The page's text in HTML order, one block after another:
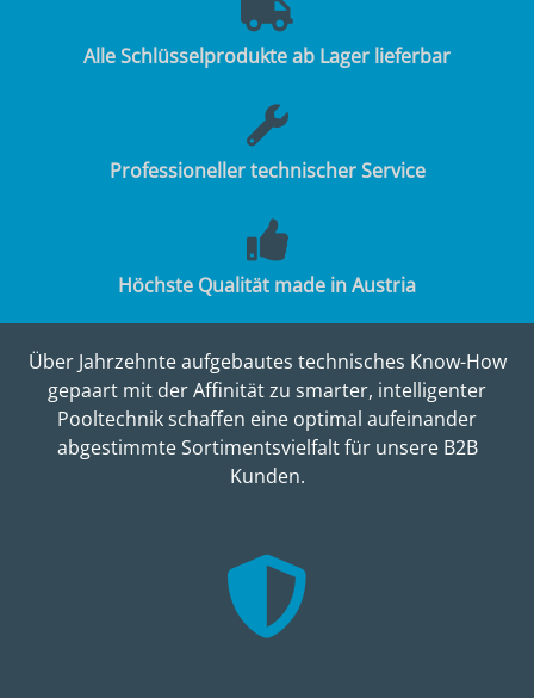
Alle Schlüsselprodukte ab Lager lieferbar
Professioneller technischer Service
Höchste Qualität made in Austria
Über Jahrzehnte aufgebautes technisches Know-How
gepaart mit der Affinität zu smarter, intelligenter
Pooltechnik schaffen eine optimal aufeinander
abgestimmte Sortimentsvielfalt für unsere B2B
Kunden.